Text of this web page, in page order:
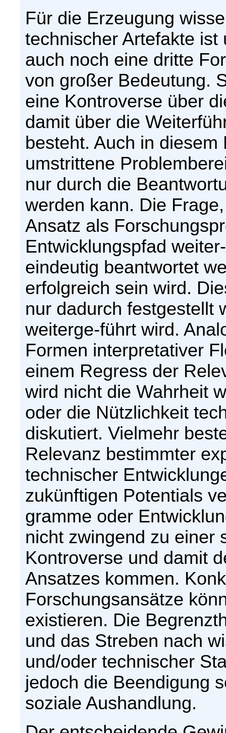
Für die Erzeugung
technischer Artefakte
auch noch eine dritte
von großer Bedeutung.
eine Kontroverse über
damit über die
besteht. Auch in
umstrittene
nur durch die
werden kann. Die
Ansatz als
Entwicklungspfad
eindeutig beantwortet
erfolgreich sein wird.
nur dadurch festgestellt
weiterge-führt wird.
Formen interpretativer
einem Regress der
wird nicht die Wahrheit
oder die Nützlichkeit
diskutiert. Vielmehr
Relevanz bestimmter
technischer
zukünftigen Potentials
gramme oder
nicht zwingend zu einer
Kontroverse und damit
Ansatzes kommen.
Forschungsansätze
existieren. Die
und das Streben nach
und/oder technischer
jedoch die Beendigung
soziale Aushandlung.